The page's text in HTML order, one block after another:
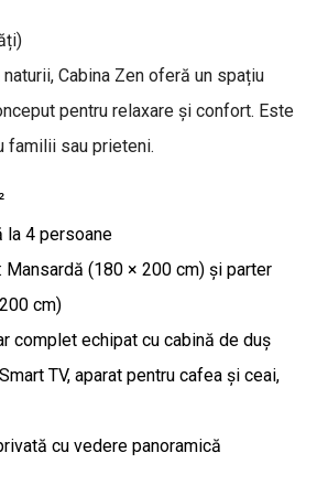
Cabina Zen oferă un spațiu
pentru relaxare și confort. Este
familii sau prieteni.
la 4 persoane
Mansardă (180 × 200 cm) și parter
cm)
complet echipat cu cabină de duș
TV, aparat pentru cafea și ceai,
cu vedere panoramică